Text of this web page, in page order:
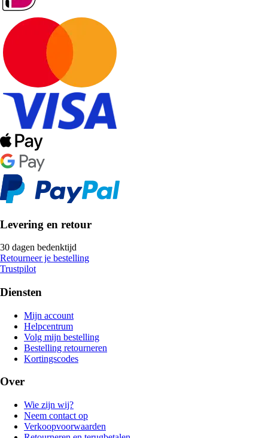
Levering en retour
30 dagen bedenktijd
Retourneer je bestelling
Trustpilot
Diensten
Mijn account
Helpcentrum
Volg mijn bestelling
Bestelling retourneren
Kortingscodes
Over
Wie zijn wij?
Neem contact op
Verkoopvoorwaarden